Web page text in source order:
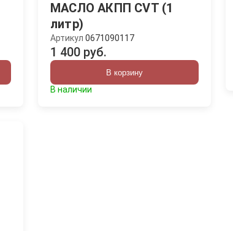
МАСЛО АКПП CVT (1
литр)
Артикул 0671090117
1 400 руб.
В корзину
В наличии